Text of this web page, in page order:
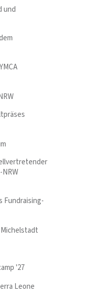
und
Fundraising-
Michelstadt
'27
Leone